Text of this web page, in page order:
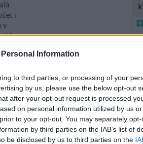
Information
to third parties, or processing of your
by us, please use the below opt-out
after your opt-out request is processed
on personal information utilized by us
to your opt-out. You may separately
by third parties on the IAB’s list of
be disclosed by us to third parties on the
i
v
úkryt i